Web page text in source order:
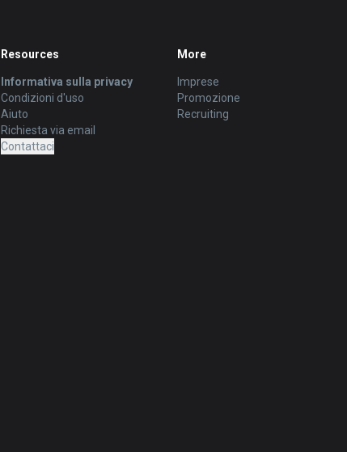
Resources
Informativa sulla privacy
Condizioni d'uso
Aiuto
Richiesta via email
Contattaci
More
Imprese
Promozione
Recruiting